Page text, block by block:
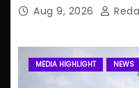
Aug 9, 2026
MEDIA HIGHLIGHT NEWS